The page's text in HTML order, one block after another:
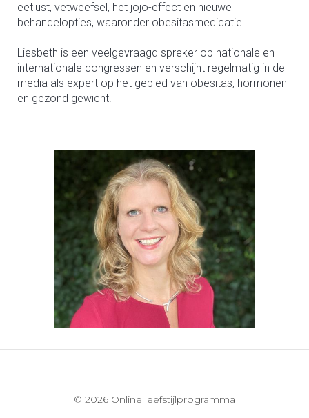
eetlust, vetweefsel, het jojo-effect en nieuwe
behandelopties, waaronder obesitasmedicatie.
Liesbeth is een veelgevraagd spreker op nationale en
internationale congressen en verschijnt regelmatig in de
media als expert op het gebied van obesitas, hormonen
en gezond gewicht.
© 2026 Online leefstijlprogramma